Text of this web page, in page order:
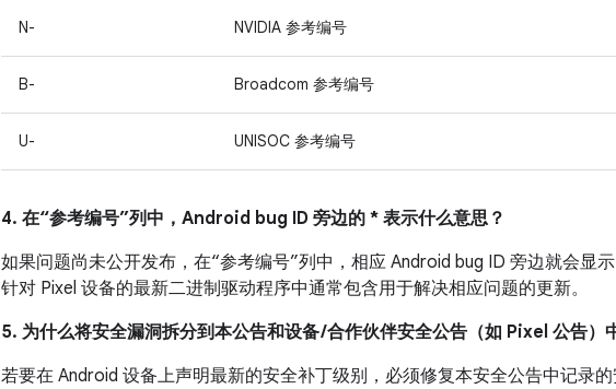
N- NVIDIA 参考编号
B- Broadcom 参考编号
U- UNISOC 参考编号
4. 在“参考编号”列中，Android bug ID 旁边的 * 表示什么意思？
如果问题尚未公开发布，在“参考编号”列中，相应 Android bug ID 旁边就会显
针对 Pixel 设备的最新二进制驱动程序中通常包含用于解决相应问题的更新。
5. 为什么将安全漏洞拆分到本公告和设备 /合作伙伴安全公告（如 Pixel 公告）
若要在 Android 设备上声明最新的安全补丁级别，必须修复本安全公告中记录